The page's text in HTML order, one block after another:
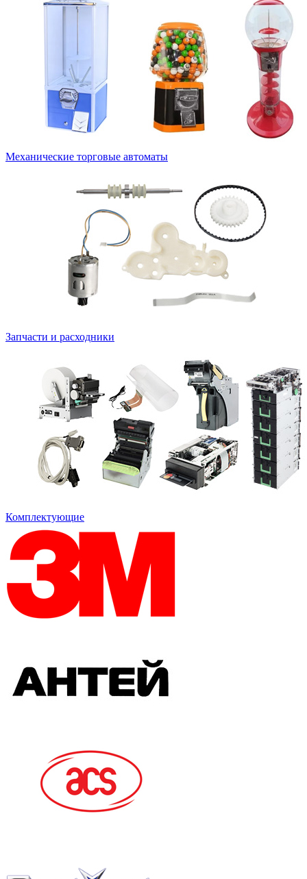
Механические торговые автоматы
Запчасти и расходники
Комплектующие